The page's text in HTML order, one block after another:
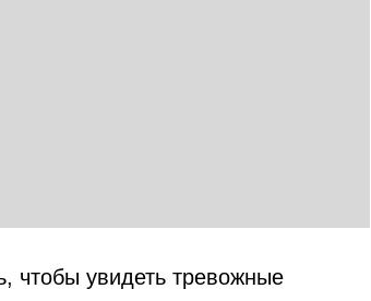
чтобы увидеть тревожные